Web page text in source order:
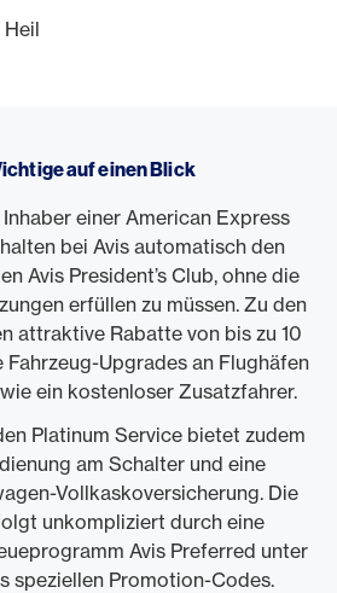
auf einen Blick
einer American Express
bei Avis automatisch den
Avis President’s Club, ohne die
erfüllen zu müssen. Zu den
attraktive Rabatte von bis zu 10
Upgrades an Flughäfen
ein kostenloser Zusatzfahrer.
Platinum Service bietet zudem
am Schalter und eine
Vollkaskoversicherung. Die
unkompliziert durch eine
Avis Preferred unter
speziellen Promotion-Codes.